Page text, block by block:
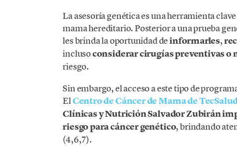
La asesoría genética es una herramienta
mama hereditario. Posterior a una prueba
les brinda la oportunidad deinformarles,
inclusoconsiderar cirugías preventivas o
riesgo.
Sin embargo, el acceso a este tipo de
ElCentro de Cáncer de Mama de
Clínicas y Nutrición Salvador Zubirán
riesgo para cáncer genético, brindando
(4,6,7).